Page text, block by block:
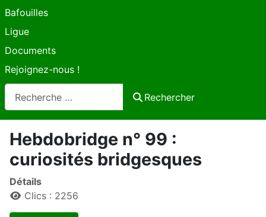
Bafouilles
Ligue
Documents
Rejoignez-nous !
Rechercher
Hebdobridge n° 99 :
curiosités bridgesques
Détails
Clics : 2256